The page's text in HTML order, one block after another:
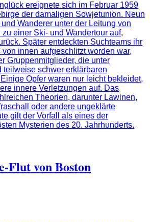
ereignete sich im Februar 1959
der damaligen Sowjetunion. Neun
Wanderer unter der Leitung von
einer Ski- und Wandertour auf,
Später entdeckten Suchteams ihr
von innen aufgeschlitzt worden war,
Gruppenmitglieder, die unter
teilweise schwer erklärbaren
Opfer waren nur leicht bekleidet,
innere Verletzungen auf. Das
Theorien, darunter Lawinen,
oder andere ungeklärte
gilt der Vorfall als eines der
Mysterien des 20. Jahrhunderts.
Flut von Boston